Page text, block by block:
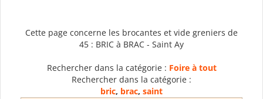
Cette page concerne les brocantes et vide greniers de
45 : BRIC à BRAC - Saint Ay
Rechercher dans la catégorie : Foire à tout
Rechercher dans la catégorie :
bric, brac, saint